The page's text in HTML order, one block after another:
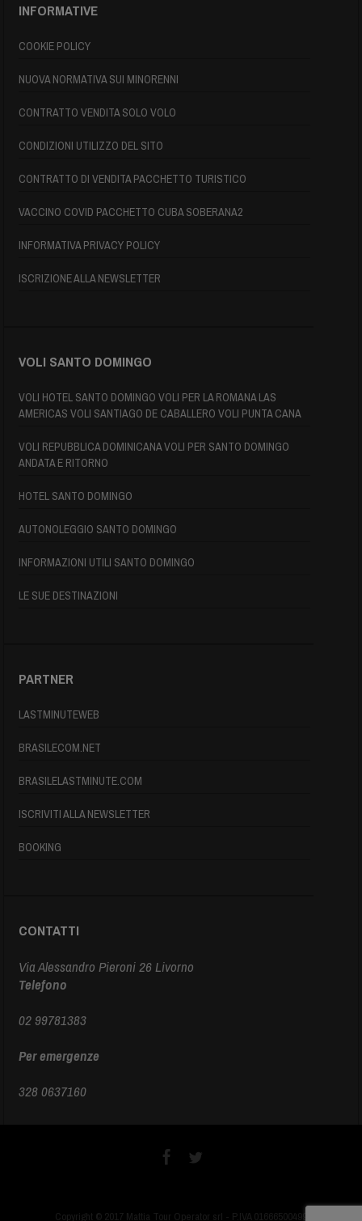
INFORMATIVE
COOKIE POLICY
NUOVA NORMATIVA SUI MINORENNI
CONTRATTO VENDITA SOLO VOLO
CONDIZIONI UTILIZZO DEL SITO
CONTRATTO DI VENDITA PACCHETTO TURISTICO
VACCINO COVID PACCHETTO CUBA SOBERANA2
INFORMATIVA PRIVACY POLICY
ISCRIZIONE ALLA NEWSLETTER
VOLI SANTO DOMINGO
VOLI HOTEL SANTO DOMINGO VOLI PER LA ROMANA LAS
AMERICAS VOLI SANTIAGO DE CABALLERO VOLI PUNTA CANA
VOLI REPUBBLICA DOMINICANA VOLI PER SANTO DOMINGO
ANDATA E RITORNO
HOTEL SANTO DOMINGO
AUTONOLEGGIO SANTO DOMINGO
INFORMAZIONI UTILI SANTO DOMINGO
LE SUE DESTINAZIONI
PARTNER
LASTMINUTEWEB
BRASILECOM.NET
BRASILELASTMINUTE.COM
ISCRIVITI ALLA NEWSLETTER
BOOKING
CONTATTI
Via Alessandro Pieroni 26 Livorno
Telefono
02 99781383
Per emergenze
328 0637160
Copyright © 2017 Mattia Tour Operator srl - P.IVA 01666500499